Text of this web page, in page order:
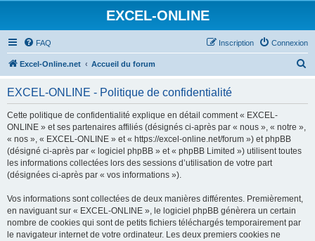
EXCEL-ONLINE
FAQ Connexion
Inscription
Excel-Online.net Accueil du forum
EXCEL-ONLINE - Politique de confidentialité
Cette politique de confidentialité explique en détail comment « EXCEL-
ONLINE » et ses partenaires affiliés (désignés ci-après par « nous », « notre »,
« nos », « EXCEL-ONLINE » et « https://excel-online.net/forum ») et phpBB
(désigné ci-après par « logiciel phpBB » et « phpBB Limited ») utilisent toutes
les informations collectées lors des sessions d’utilisation de votre part
(désignées ci-après par « vos informations »).
Vos informations sont collectées de deux manières différentes. Premièrement,
en naviguant sur « EXCEL-ONLINE », le logiciel phpBB génèrera un certain
nombre de cookies qui sont de petits fichiers téléchargés temporairement par
le navigateur internet de votre ordinateur. Les deux premiers cookies ne